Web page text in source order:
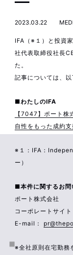
2023.03.22
IFA（※１）と投資
社代表取締役社長
た。
記事については、以
■わたしのIFA
【7047】ポート
自性をもった成約
※１：IFA：
ー）
■本件に関するお問
ポート株式会社
コーポレートサイト
E-mail：
※全社原則在宅勤務